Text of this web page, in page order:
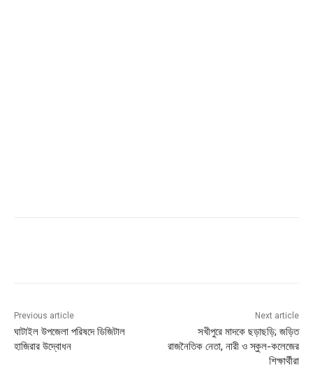
Previous article
ঘাটাইল উপজেলা পরিষদে ডিজিটাল
হাজিরার উদ্বোধন
Next article
সখীপুরে মাদকে ছড়াছড়ি; জড়িত
রাজনৈতিক নেতা, নারী ও স্কুল-কলেজের
শিক্ষার্থীরা